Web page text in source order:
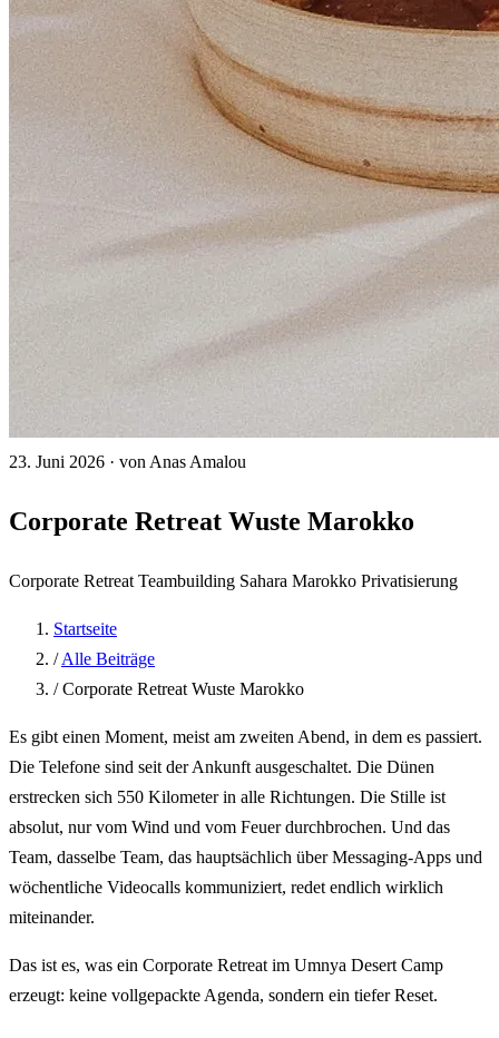
23. Juni 2026 · von Anas Amalou
Corporate Retreat Wuste Marokko
Corporate Retreat Teambuilding Sahara Marokko Privatisierung
Startseite
/ Alle Beiträge
/ Corporate Retreat Wuste Marokko
Es gibt einen Moment, meist am zweiten Abend, in dem es passiert.
Die Telefone sind seit der Ankunft ausgeschaltet. Die Dünen
erstrecken sich 550 Kilometer in alle Richtungen. Die Stille ist
absolut, nur vom Wind und vom Feuer durchbrochen. Und das
Team, dasselbe Team, das hauptsächlich über Messaging-Apps und
wöchentliche Videocalls kommuniziert, redet endlich wirklich
miteinander.
Das ist es, was ein Corporate Retreat im Umnya Desert Camp
erzeugt: keine vollgepackte Agenda, sondern ein tiefer Reset.